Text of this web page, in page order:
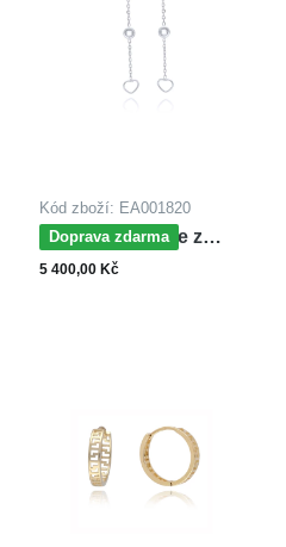
Kód zboží: EA001820
Doprava zdarma
MOISS náušnice z
bílého zlata SRDCE
5 400,00 Kč